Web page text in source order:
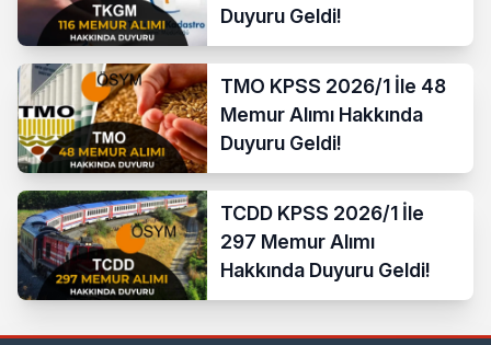
Duyuru Geldi!
TMO KPSS 2026/1 İle 48
Memur Alımı Hakkında
Duyuru Geldi!
TCDD KPSS 2026/1 İle
297 Memur Alımı
Hakkında Duyuru Geldi!